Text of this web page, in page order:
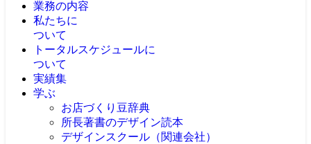
業務の内容
私たちに
ついて
トータルスケジュールに
ついて
実績集
学ぶ
お店づくり豆辞典
所長著書のデザイン読本
デザインスクール（関連会社）